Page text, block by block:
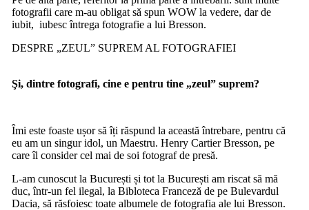
fotografii care m-au obligat să spun WOW la vedere, dar de
iubit, iubesc întrega fotografie a lui Bresson.
DESPRE „ZEUL” SUPREM AL FOTOGRAFIEI
Şi, dintre fotografi, cine e pentru tine „zeul” suprem?
Îmi este foaste ușor să îți răspund la această întrebare, pentru că
eu am un singur idol, un Maestru. Henry Cartier Bresson, pe
care îl consider cel mai de soi fotograf de presă.
L-am cunoscut la București și tot la București am riscat să mă
duc, într-un fel ilegal, la Bibloteca Franceză de pe Bulevardul
Dacia, să răsfoiesc toate albumele de fotografia ale lui Bresson.